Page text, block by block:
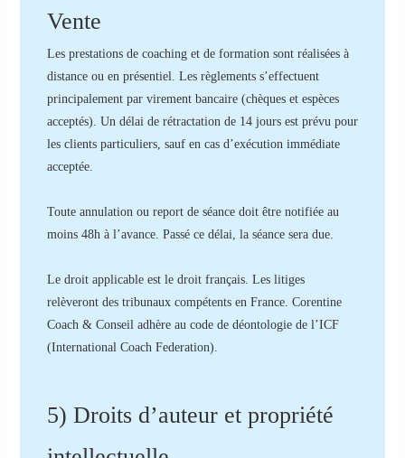
Vente
Les prestations de coaching et de formation sont réalisées à
distance ou en présentiel. Les règlements s’effectuent
principalement par virement bancaire (chèques et espèces
acceptés). Un délai de rétractation de 14 jours est prévu pour
les clients particuliers, sauf en cas d’exécution immédiate
acceptée.
Toute annulation ou report de séance doit être notifiée au
moins 48h à l’avance. Passé ce délai, la séance sera due.
Le droit applicable est le droit français. Les litiges
relèveront des tribunaux compétents en France. Corentine
Coach & Conseil adhère au code de déontologie de l’ICF
(International Coach Federation).
5) Droits d’auteur et propriété